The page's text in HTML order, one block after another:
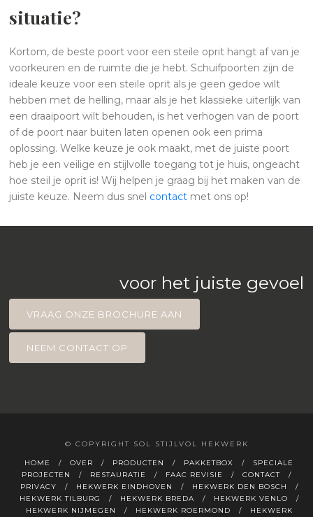
situatie?
Kortom, de beste poort voor een steile oprit hangt af van je
voorkeuren en de ruimte die je hebt. Schuifpoorten zijn de
ideale keuze voor een steile oprit als je geen gedoe wilt
hebben met de helling, maar als je het klassieke uiterlijk van
een draaipoort wilt behouden, is het verhogen van de poort
of de poort naar buiten laten openen ook een prima
oplossing. Welke keuze je ook maakt, met de juiste poort
heb je een veilige en stijlvolle toegang tot je huis, ongeacht
hoe steil je oprit is! Wij helpen je graag bij het maken van de
juiste keuze. Neem dus snel contact met ons op!
voor het juiste gevoel
VRAAG ONZE BROCHURE AAN
NEEM CONTACT OP
© COPYRIGHT SOL STIJLVOL HEKWERK
HOME OVER PRODUCTEN PAKKETBOX
SPECIALE
PROJECTEN
RESTAURATIE FAAC REVISIE
CONTACT
PRIVACY
HEKWERK EINDHOVEN
HEKWERK DEN BOSCH
HEKWERK TILBURG
HEKWERK BREDA
HEKWERK VENLO
HEKWERK NIJMEGEN
HEKWERK ROERMOND HEKWERK